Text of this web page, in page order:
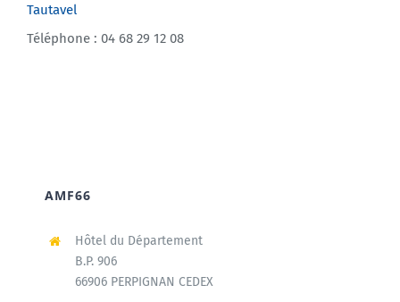
Tautavel
Téléphone : 04 68 29 12 08
AMF66
Hôtel du Département
B.P. 906
66906 PERPIGNAN CEDEX